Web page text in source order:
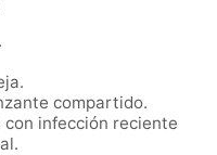
compartido.
infección reciente